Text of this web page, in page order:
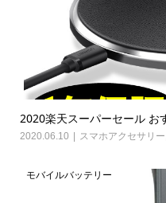
2020楽天スーパーセール お
2020.06.10 スマホアクセサリー
モバイルバッテリー